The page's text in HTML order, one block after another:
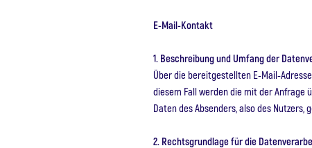
E-Mail-Kontakt
1. Beschreibung und Umfang der
Über die bereitgestellten E-Mail-
diesem Fall werden die mit der Anfrage
Daten des Absenders, also des Nutzers,
2. Rechtsgrundlage für die